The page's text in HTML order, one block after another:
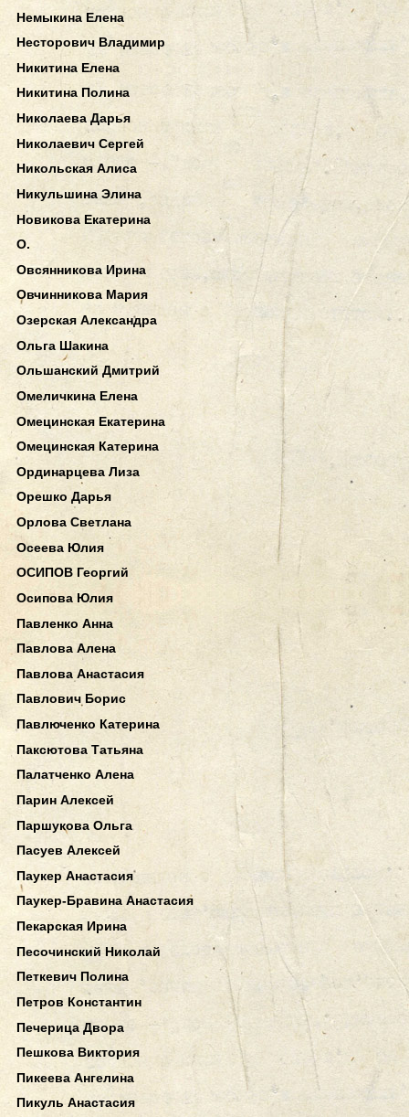
Немыкина Елена
Несторович Владимир
Никитина Елена
Никитина Полина
Николаева Дарья
Николаевич Сергей
Никольская Алиса
Никульшина Элина
Новикова Екатерина
О.
Овсянникова Ирина
Овчинникова Мария
Озерская Александра
Ольга Шакина
Ольшанский Дмитрий
Омеличкина Елена
Омецинская Екатерина
Омецинская Катерина
Ординарцева Лиза
Орешко Дарья
Орлова Светлана
Осеева Юлия
ОСИПОВ Георгий
Осипова Юлия
Павленко Анна
Павлова Алена
Павлова Анастасия
Павлович Борис
Павлюченко Катерина
Паксютова Татьяна
Палатченко Алена
Парин Алексей
Паршукова Ольга
Пасуев Алексей
Паукер Анастасия
Паукер-Бравина Анастасия
Пекарская Ирина
Песочинский Николай
Петкевич Полина
Петров Константин
Печерица Двора
Пешкова Виктория
Пикеева Ангелина
Пикуль Анастасия